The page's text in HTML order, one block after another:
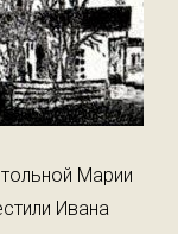
Марии
Ивана